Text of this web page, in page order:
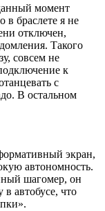
момент
в браслете я не
отключен,
Такого
совсем не
к
с
В остальном
экран,
автономность.
шагомер, он
в автобусе, что